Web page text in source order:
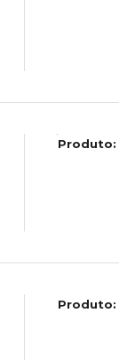
Produto:
Produto: